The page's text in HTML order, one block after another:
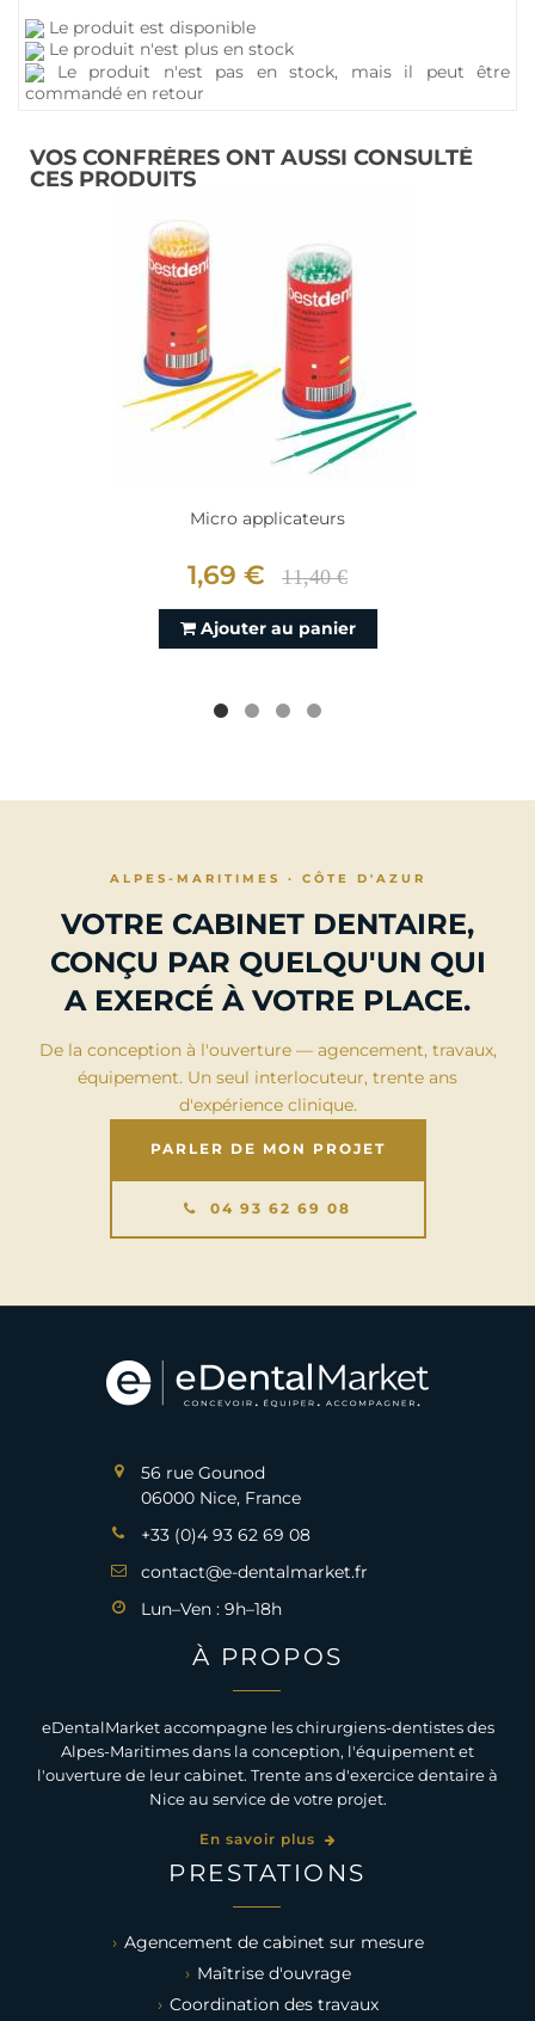
Le produit est disponible
Le produit n'est plus en stock
Le produit n'est pas en stock, mais il peut être
commandé en retour
VOS CONFRÈRES ONT AUSSI CONSULTÉ
CES PRODUITS
Micro applicateurs
1,69 € 11,40 €
Ajouter au panier
ALPES-MARITIMES · CÔTE D'AZUR
VOTRE CABINET DENTAIRE,
CONÇU PAR QUELQU'UN QUI
A EXERCÉ À VOTRE PLACE.
De la conception à l'ouverture — agencement, travaux,
équipement. Un seul interlocuteur, trente ans
d'expérience clinique.
PARLER DE MON PROJET
04 93 62 69 08
56 rue Gounod
06000 Nice, France
+33 (0)4 93 62 69 08
contact@e-dentalmarket.fr
Lun–Ven : 9h–18h
À PROPOS
eDentalMarket accompagne les chirurgiens-dentistes des
Alpes-Maritimes dans la conception, l'équipement et
l'ouverture de leur cabinet. Trente ans d'exercice dentaire à
Nice au service de votre projet.
En savoir plus
PRESTATIONS
Agencement de cabinet sur mesure
Maîtrise d'ouvrage
Coordination des travaux